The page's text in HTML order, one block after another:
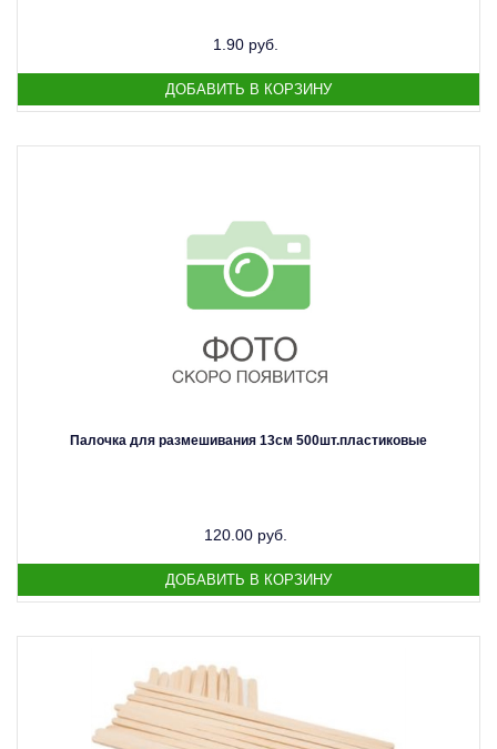
1.90 руб.
Палочка для размешивания 13см 500шт.пластиковые
120.00 руб.